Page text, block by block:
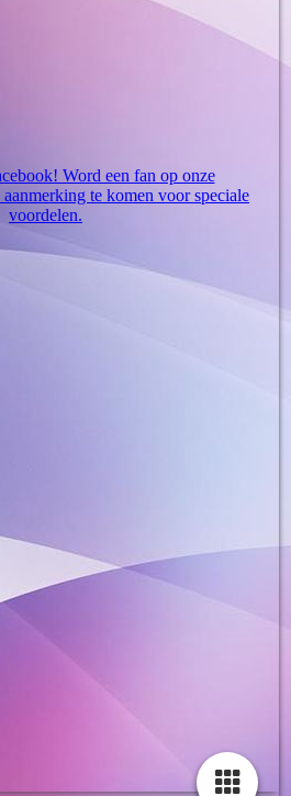
Word een fan op onze
te komen voor speciale
voordelen.